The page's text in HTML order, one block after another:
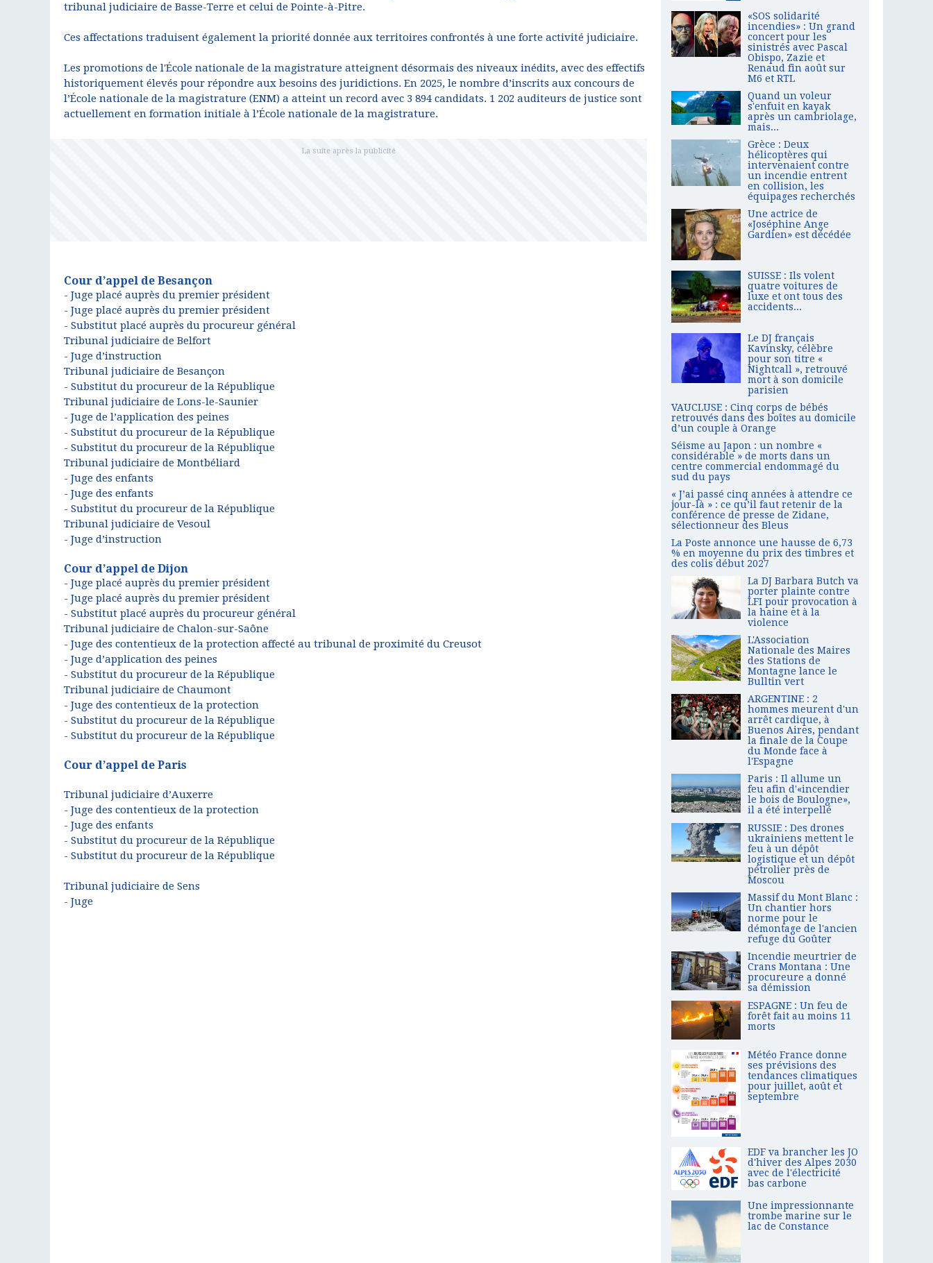
tribunal judiciaire de Basse-Terre et celui de Pointe-à-Pitre.
Ces affectations traduisent également la priorité donnée aux territoires confrontés à une forte activité judiciaire.
Les promotions de l'École nationale de la magistrature atteignent désormais des niveaux inédits, avec des effectifs
historiquement élevés pour répondre aux besoins des juridictions. En 2025, le nombre d’inscrits aux concours de
l’École nationale de la magistrature (ENM) a atteint un record avec 3 894 candidats. 1 202 auditeurs de justice sont
actuellement en formation initiale à l’École nationale de la magistrature.
Cour d’appel de Besançon
- Juge placé auprès du premier président
- Juge placé auprès du premier président
- Substitut placé auprès du procureur général
Tribunal judiciaire de Belfort
- Juge d’instruction
Tribunal judiciaire de Besançon
- Substitut du procureur de la République
Tribunal judiciaire de Lons-le-Saunier
- Juge de l’application des peines
- Substitut du procureur de la République
- Substitut du procureur de la République
Tribunal judiciaire de Montbéliard
- Juge des enfants
- Juge des enfants
- Substitut du procureur de la République
Tribunal judiciaire de Vesoul
- Juge d’instruction
Cour d’appel de Dijon
- Juge placé auprès du premier président
- Juge placé auprès du premier président
- Substitut placé auprès du procureur général
Tribunal judiciaire de Chalon-sur-Saône
- Juge des contentieux de la protection affecté au tribunal de proximité du Creusot
- Juge d’application des peines
- Substitut du procureur de la République
Tribunal judiciaire de Chaumont
- Juge des contentieux de la protection
- Substitut du procureur de la République
- Substitut du procureur de la République
Cour d’appel de Paris
Tribunal judiciaire d’Auxerre
- Juge des contentieux de la protection
- Juge des enfants
- Substitut du procureur de la République
- Substitut du procureur de la République
Tribunal judiciaire de Sens
- Juge
«SOS solidarité
incendies» : Un grand
concert pour les
sinistrés avec Pascal
Obispo, Zazie et
Renaud fin août sur
M6 et RTL
Quand un voleur
s'enfuit en kayak
après un cambriolage,
mais...
Grèce : Deux
hélicoptères qui
intervenaient contre
un incendie entrent
en collision, les
équipages recherchés
Une actrice de
«Joséphine Ange
Gardien» est décédée
SUISSE : Ils volent
quatre voitures de
luxe et ont tous des
accidents...
Le DJ français
Kavinsky, célèbre
pour son titre «
Nightcall », retrouvé
mort à son domicile
parisien
VAUCLUSE : Cinq corps de bébés
retrouvés dans des boîtes au domicile
d’un couple à Orange
Séisme au Japon : un nombre «
considérable » de morts dans un
centre commercial endommagé du
sud du pays
« J’ai passé cinq années à attendre ce
jour-là » : ce qu’il faut retenir de la
conférence de presse de Zidane,
sélectionneur des Bleus
La Poste annonce une hausse de 6,73
% en moyenne du prix des timbres et
des colis début 2027
La DJ Barbara Butch va
porter plainte contre
LFI pour provocation à
la haine et à la
violence
L'Association
Nationale des Maires
des Stations de
Montagne lance le
Bulltin vert
ARGENTINE : 2
hommes meurent d'un
arrêt cardique, à
Buenos Aires, pendant
la finale de la Coupe
du Monde face à
l'Espagne
Paris : Il allume un
feu afin d'«incendier
le bois de Boulogne»,
il a été interpellé
RUSSIE : Des drones
ukrainiens mettent le
feu à un dépôt
logistique et un dépôt
pétrolier près de
Moscou
Massif du Mont Blanc :
Un chantier hors
norme pour le
démontage de l'ancien
refuge du Goûter
Incendie meurtrier de
Crans Montana : Une
procureure a donné
sa démission
ESPAGNE : Un feu de
forêt fait au moins 11
morts
Météo France donne
ses prévisions des
tendances climatiques
pour juillet, août et
septembre
EDF va brancher les JO
d'hiver des Alpes 2030
avec de l'électricité
bas carbone
Une impressionnante
trombe marine sur le
lac de Constance